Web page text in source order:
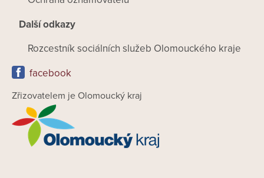
Další odkazy
Rozcestník sociálních služeb Olomouckého kraje
facebook
Zřizovatelem je Olomoucký kraj